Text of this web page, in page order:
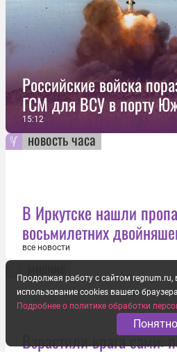
Российские войска
ГСМ для ВСУ в порту
15:12
новость часа
В Иркутске нашли
восьмилетних
все новости
Взрастили врага сами:
Продолжая работу с сайтом regnum.ru,
использование cookies вашего
Подробнее о политике обработки
Понятно